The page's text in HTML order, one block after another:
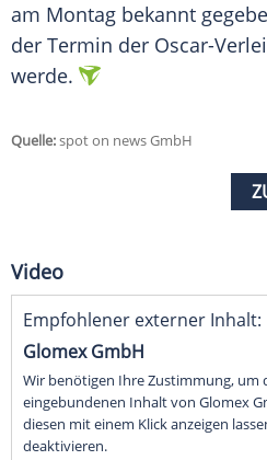
am Montag bekannt
der Termin der Oscar-
werde.
Quelle:spot on news GmbH
Video
Empfohlener externer Inhalt:
Glomex GmbH
Wir benötigen Ihre Zustimmung, um
eingebundenen Inhalt von Glomex
diesen mit einem Klick anzeigen
deaktivieren.